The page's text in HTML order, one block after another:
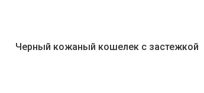
Черный кожаный кошелек с застежкой